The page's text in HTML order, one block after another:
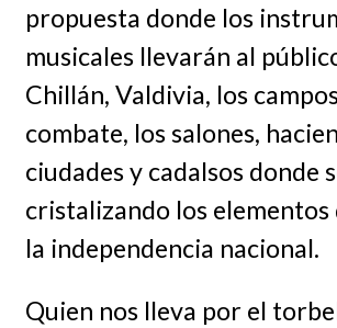
propuesta donde los
musicales llevarán al
Chillán, Valdivia, los
combate, los salones,
ciudades y cadalsos donde
cristalizando los elementos
la independencia nacional.
Quien nos lleva por el